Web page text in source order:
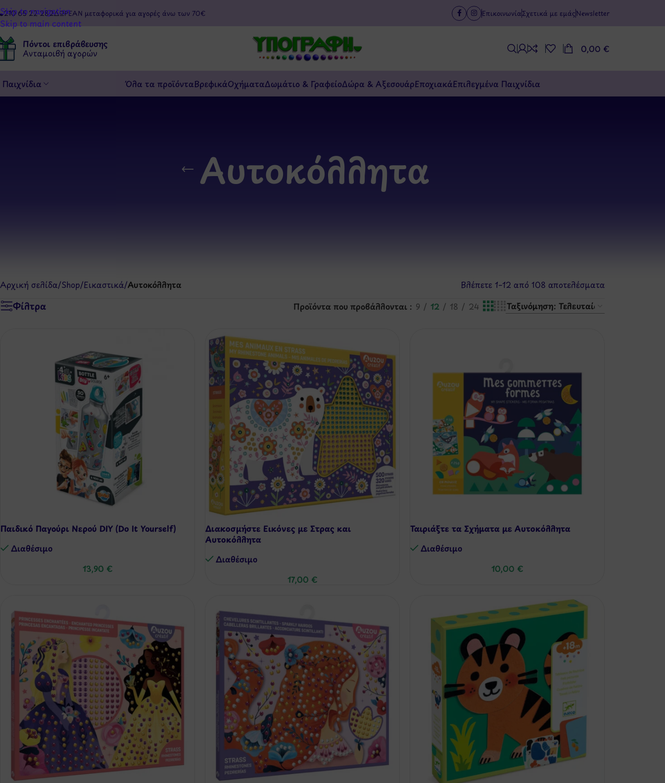
Skip to navigation
Skip to main content
210 65 22 282ΔΩΡΕΑΝ μεταφορικά για αγορές άνω των 70€ Επικοινωνία Σχετικά με εμάςNewsletter
Πόντοι επιβράβευσης
Ανταμοιβή αγορών 0,00 €
Παιχνίδια Όλα τα προϊόνταΒρεφικάΟχήματαΔωμάτιο & ΓραφείοΔώρα & ΑξεσουάρΕποχιακάΕπιλεγμένα Παιχνίδια
Αυτοκόλλητα
Αρχική σελίδα/Shop/Εικαστικά/Αυτοκόλλητα Βλέπετε 1–12 από 108 αποτελέσματα
Φίλτρα Προϊόντα που προβάλλονται 9 12 18 24
Παιδικό Παγούρι Νερού DIY (Do It Yourself)
Διαθέσιμo
13,90 €
Διακοσμήστε Εικόνες με Στρας και
Αυτοκόλλητα
Διαθέσιμo
17,00 €
Ταιριάξτε τα Σχήματα με Αυτοκόλλητα
Διαθέσιμo
10,00 €